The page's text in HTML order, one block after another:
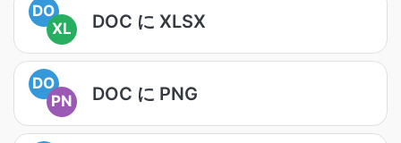
DO
XL
DOC に XLSX
DO
PN
DOC に PNG